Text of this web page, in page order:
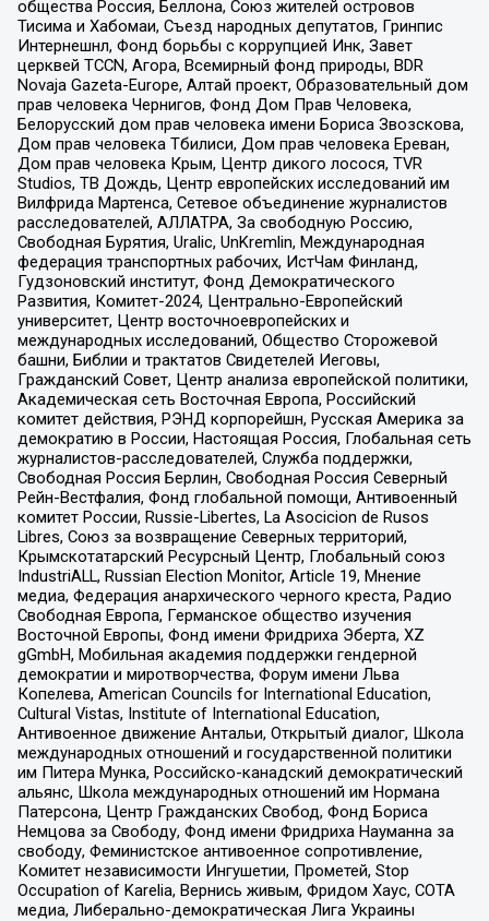
общества Россия, Беллона, Союз жителей островов
Тисима и Хабомаи, Съезд народных депутатов, Гринпис
Интернешнл, Фонд борьбы с коррупцией Инк, Завет
церквей TCCN, Агора, Всемирный фонд природы, BDR
Novaja Gazeta-Europe, Алтай проект, Образовательный дом
прав человека Чернигов, Фонд Дом Прав Человека,
Белорусский дом прав человека имени Бориса Звозскова,
Дом прав человека Тбилиси, Дом прав человека Ереван,
Дом прав человека Крым, Центр дикого лосося, TVR
Studios, ТВ Дождь, Центр европейских исследований им
Вилфрида Мартенса, Сетевое объединение журналистов
расследователей, АЛЛАТРА, За свободную Россию,
Свободная Бурятия, Uralic, UnKremlin, Международная
федерация транспортных рабочих, ИстЧам Финланд,
Гудзоновский институт, Фонд Демократического
Развития, Комитет-2024, Центрально-Европейский
университет, Центр восточноевропейских и
международных исследований, Общество Сторожевой
башни, Библии и трактатов Свидетелей Иеговы,
Гражданский Совет, Центр анализа европейской политики,
Академическая сеть Восточная Европа, Российский
комитет действия, РЭНД корпорейшн, Русская Америка за
демократию в России, Настоящая Россия, Глобальная сеть
журналистов-расследователей, Служба поддержки,
Свободная Россия Берлин, Свободная Россия Северный
Рейн-Вестфалия, Фонд глобальной помощи, Антивоенный
комитет России, Russie-Libertes, La Asocicion de Rusos
Libres, Союз за возвращение Северных территорий,
Крымскотатарский Ресурсный Центр, Глобальный союз
IndustriALL, Russian Election Monitor, Article 19, Мнение
медиа, Федерация анархического черного креста, Радио
Свободная Европа, Германское общество изучения
Восточной Европы, Фонд имени Фридриха Эберта, XZ
gGmbH, Мобильная академия поддержки гендерной
демократии и миротворчества, Форум имени Льва
Копелева, American Councils for International Education,
Cultural Vistas, Institute of International Education,
Антивоенное движение Антальи, Открытый диалог, Школа
международных отношений и государственной политики
им Питера Мунка, Российско-канадский демократический
альянс, Школа международных отношений им Нормана
Патерсона, Центр Гражданских Свобод, Фонд Бориса
Немцова за Свободу, Фонд имени Фридриха Науманна за
свободу, Феминистское антивоенное сопротивление,
Комитет независимости Ингушетии, Прометей, Stop
Occupation of Karelia, Вернись живым, Фридом Хаус, СОТА
медиа, Либерально-демократическая Лига Украины